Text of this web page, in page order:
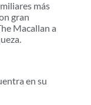
más
gran
Macallan a
en su